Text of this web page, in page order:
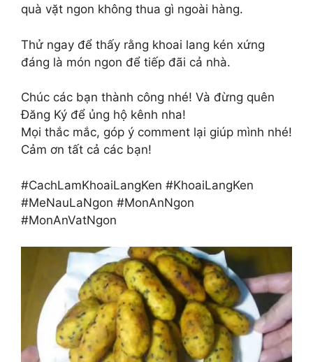
quà vặt ngon không thua gì ngoài hàng.
Thử ngay để thấy rằng khoai lang kén xứng
đáng là món ngon để tiếp đãi cả nhà.
Chúc các bạn thành công nhé! Và đừng quên
Đăng Ký để ủng hộ kênh nha!
Mọi thắc mắc, góp ý comment lại giúp mình nhé!
Cảm ơn tất cả các bạn!
#CachLamKhoaiLangKen #KhoaiLangKen
#MeNauLaNgon #MonAnNgon
#MonAnVatNgon